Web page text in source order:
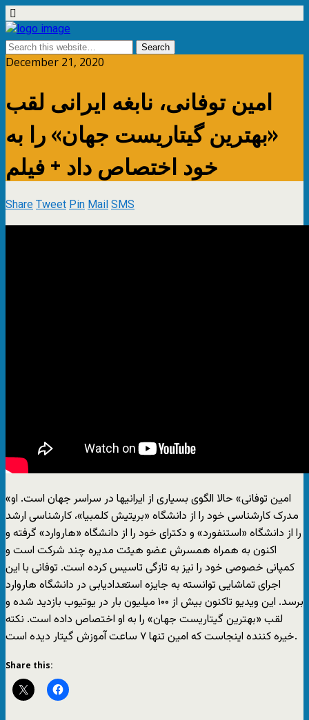
December 21, 2020
امین توفانی، نابغه ایرانی لقب
«بهترین گیتاریست جهان» را به
خود اختصاص داد + فیلم
ShareTweetPinMailSMS
«امین توفانی» حالا الگوی بسیاری از ایرانیها در سراسر جهان است. او
مدرک کارشناسی خود را از دانشگاه «بریتیش کلمبیا»، کارشناسی ارشد
را از دانشگاه «استنفورد» و دکترای خود را از دانشگاه «هاروارد» گرفته و
اکنون به همراه همسرش عضو هیئت مدیره چند شرکت است و
کمپانی خصوصی خود را نیز به تازگی تاسیس کرده است. توفانی با این
اجرای تماشایی توانسته به جایزه استعدادیابی در دانشگاه هاروارد
برسد. این ویدیو تاکنون بیش از ۱۰۰ میلیون بار در یوتیوب بازدید شده و
لقب «بهترین گیتاریست جهان» را به او اختصاص داده است. نکته
خیره کننده اینجاست که امین تنها ۷ ساعت آموزش گیتار دیده است.
Share this: